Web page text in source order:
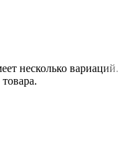
несколько вариаций.